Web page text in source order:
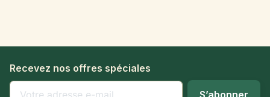
Recevez nos offres spéciales